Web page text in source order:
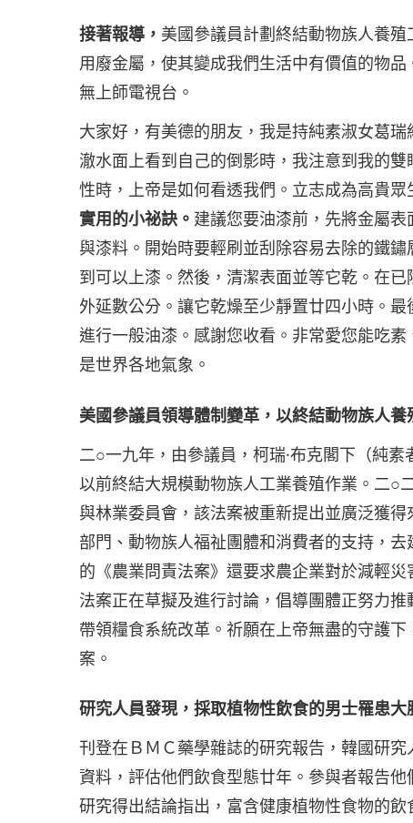
接著報導， 美國參議員計劃終結動物族人養
用廢金屬，使其變成我們生活中有價值的物
無上師電視台。
大家好，有美德的朋友，我是持純素淑女葛
澈水面上看到自己的倒影時，我注意到我的
性時，上帝是如何看透我們。立志成為高貴
實用的小祕訣。 建議您要油漆前，先將金屬
與漆料。開始時要輕刷並刮除容易去除的鐵
到可以上漆。然後，清潔表面並等它乾。在
外延數公分。讓它乾燥至少靜置廿四小時。
進行一般油漆。感謝您收看。非常愛您能吃
是世界各地氣象。
美國參議員領導體制變革，以終結動物族人養
二○一九年，由參議員，柯瑞·布克閣下（純
以前終結大規模動物族人工業養殖作業。二○
與林業委員會，該法案被重新提出並廣泛獲
部門、動物族人福祉團體和消費者的支持，
的《農業問責法案》還要求農企業對於減輕
法案正在草擬及進行討論，倡導團體正努力
帶領糧食系統改革。祈願在上帝無盡的守護
案。
研究人員發現，採取植物性飲食的男士罹患大
刊登在ＢＭＣ藥學雜誌的研究報告，韓國研
資料，評估他們飲食型態廿年。參與者報告
研究得出結論指出，富含健康植物性食物的